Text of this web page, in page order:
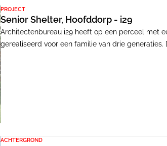
PROJECT
Senior Shelter, Hoofddorp - i29
Architectenbureau i29 heeft op een perceel met
gerealiseerd voor een familie van drie
ACHTERGROND